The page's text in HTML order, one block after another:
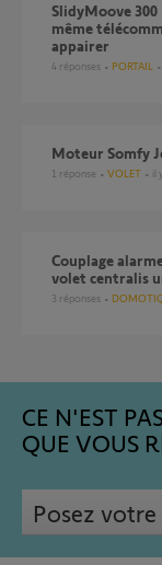
SlidyMoove 300 RTS : deux moteurs commandés par la
même
appairer
4 réponses PORTAIL
Moteur Somfy
1 réponse VOLET
Couplage alarme Somfy Home Advance avec commande de
volet centralis
3 réponses
CE N'EST
QUE VOUS
Posez